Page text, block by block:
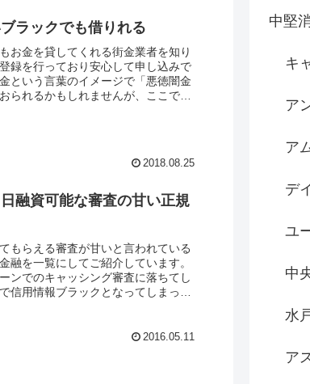
ラックでも借りれる
お金を貸してくれる街金業者を知り
録を行っており安心して申し込みで
という言葉のイメージで「悪徳闇金
られるかもしれませんが、ここでは
金の特色です。知名度がなくても評
2018.08.25
融資可能な審査の甘い正規
もらえる審査が甘いと言われている
融を一覧にしてご紹介しています。
ンでのキャッシング審査に落ちてし
信用情報ブラックとなってしまった
2016.05.11
中堅
キ
ア
ア
デ
ユ
中
水
ア